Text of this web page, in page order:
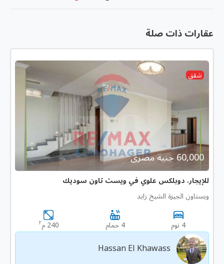
عقارات ذات صلة
شقق
60,000 جنية مصرى
للإيجار، دوبلكس علوي في ويست تاون سوديك
ويستاون الجيزة الشيخ زايد
4 نوم 4 حمام 240 م ٢
Hassan El Khawass